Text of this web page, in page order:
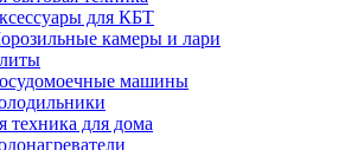
для КБТ
камеры и лари
машины
техника для дома